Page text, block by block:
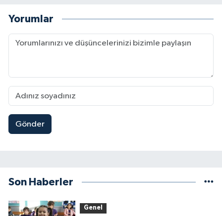
Yorumlar
Gönder
Son Haberler
Genel